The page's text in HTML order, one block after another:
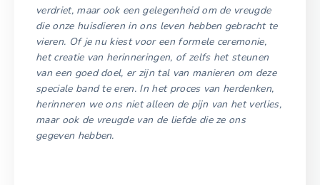
verdriet, maar ook een gelegenheid om de vreugde
die onze huisdieren in ons leven hebben gebracht te
vieren. Of je nu kiest voor een formele ceremonie,
het creatie van herinneringen, of zelfs het steunen
van een goed doel, er zijn tal van manieren om deze
speciale band te eren. In het proces van herdenken,
herinneren we ons niet alleen de pijn van het verlies,
maar ook de vreugde van de liefde die ze ons
gegeven hebben.